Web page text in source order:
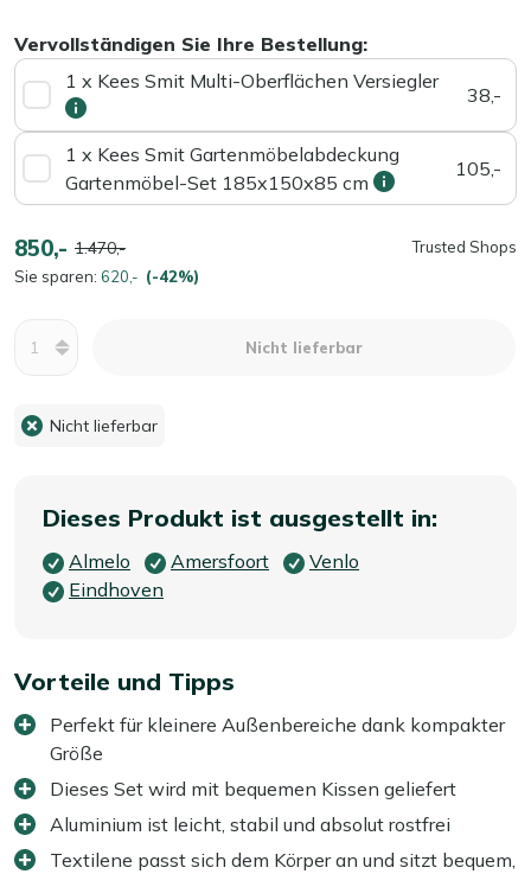
Vervollständigen Sie Ihre Bestellung:
1 x Kees Smit Multi-Oberflächen Versiegler
38,-
1 x Kees Smit Gartenmöbelabdeckung
Gartenmöbel-Set 185x150x85 cm
105,-
850,- 1.470,-
Sie sparen: 620,- (-42%)
Trusted Shops
Nicht lieferbar
Nicht lieferbar
Dieses Produkt ist ausgestellt in:
Almelo Amersfoort
Venlo
Eindhoven
Vorteile und Tipps
Perfekt für kleinere Außenbereiche dank kompakter
Größe
Dieses Set wird mit bequemen Kissen geliefert
Aluminium ist leicht, stabil und absolut rostfrei
Textilene passt sich dem Körper an und sitzt bequem,